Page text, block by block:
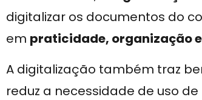
digitalizar os documentos do
em praticidade, organização
A digitalização também traz
reduz a necessidade de uso